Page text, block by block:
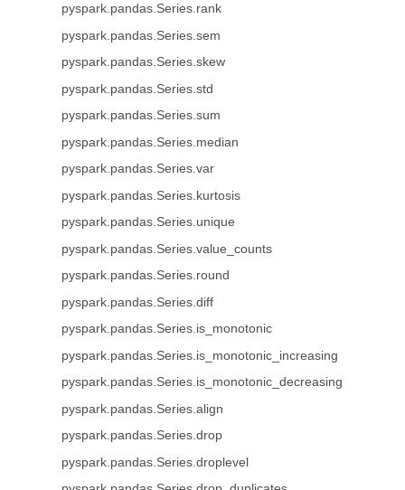
pyspark.pandas.Series.rank
pyspark.pandas.Series.sem
pyspark.pandas.Series.skew
pyspark.pandas.Series.std
pyspark.pandas.Series.sum
pyspark.pandas.Series.median
pyspark.pandas.Series.var
pyspark.pandas.Series.kurtosis
pyspark.pandas.Series.unique
pyspark.pandas.Series.value_counts
pyspark.pandas.Series.round
pyspark.pandas.Series.diff
pyspark.pandas.Series.is_monotonic
pyspark.pandas.Series.is_monotonic_increasing
pyspark.pandas.Series.is_monotonic_decreasing
pyspark.pandas.Series.align
pyspark.pandas.Series.drop
pyspark.pandas.Series.droplevel